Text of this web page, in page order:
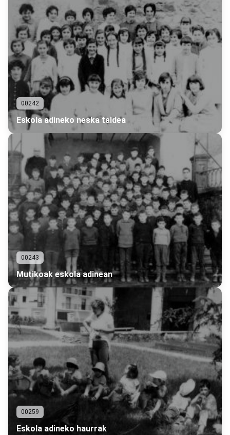
00242
Eskola adineko neska taldea
00243
Mutikoak eskola adinean
00259
Eskola adineko haurrak